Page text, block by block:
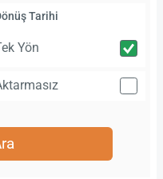
Tarihi
Yön